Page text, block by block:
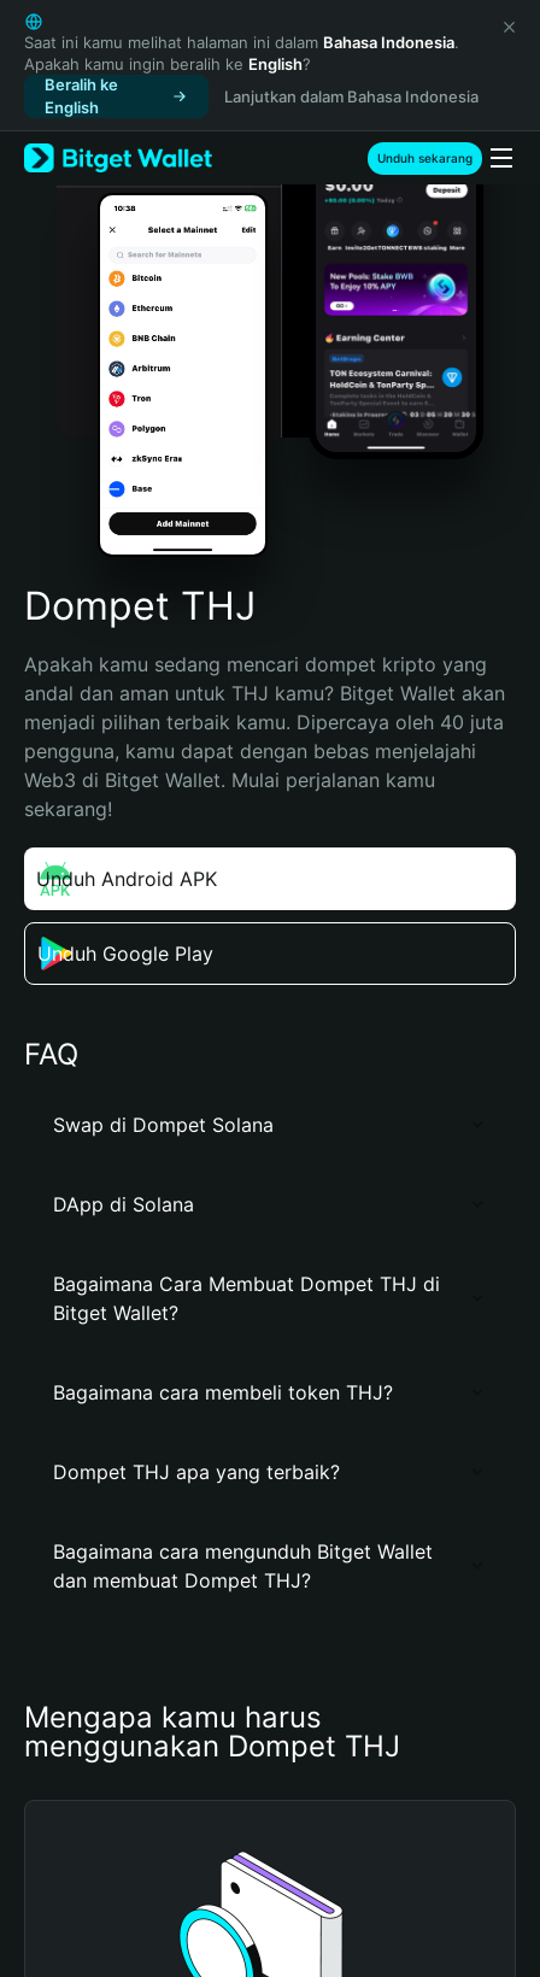
English
日本語
Tiếng Việt
Русский
Español (Latinoamérica)
Türkçe
Italiano
Português (Portugal)
Bahasa Indonesia
Português (Brasil)
Español (Argentina)
Saat ini kamu melihat halaman ini dalam Bahasa Indonesia.
Apakah kamu ingin beralih ke English?
Beralih ke
English
Lanjutkan dalam Bahasa Indonesia
Unduh sekarang
Dompet THJ
Apakah kamu sedang mencari dompet kripto yang
andal dan aman untuk THJ kamu? Bitget Wallet akan
menjadi pilihan terbaik kamu. Dipercaya oleh 40 juta
pengguna, kamu dapat dengan bebas menjelajahi
Web3 di Bitget Wallet. Mulai perjalanan kamu
sekarang!
Unduh Android APK
Unduh Google Play
FAQ
Swap di Dompet Solana
DApp di Solana
Bagaimana Cara Membuat Dompet THJ di
Bitget Wallet?
Bagaimana cara membeli token THJ?
Dompet THJ apa yang terbaik?
Bagaimana cara mengunduh Bitget Wallet
dan membuat Dompet THJ?
Mengapa kamu harus
menggunakan Dompet THJ